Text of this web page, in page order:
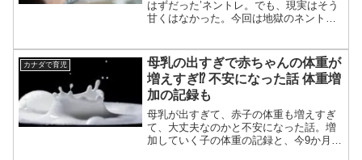
はずだった’ネントレ。でも、現実はそう
甘くはなかった。今回は地獄のネントレ
カナダで育児
母乳の出すぎで赤ちゃんの体重が
増えすぎ⁉ 不安になった話 体重増
加の記録も
母乳が出すぎて、赤子の体重も増えすぎ
て、大丈夫なのかと不安になった話。増
加していく子の体重の記録と、今9か月で